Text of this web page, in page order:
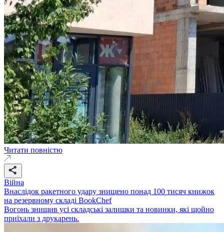
Читати повністю
Війна
Внаслідок ракетного удару знищено понад 100 тисяч книжок
на резервному складі BookChef
Вогонь знищив усі складські залишки та новинки, які щойно
приїхали з друкарень.